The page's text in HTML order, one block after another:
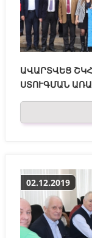
ԱՎԱՐՏՎԵՑ
ՍՏՈՒԳՄԱՆ
02.12.2019